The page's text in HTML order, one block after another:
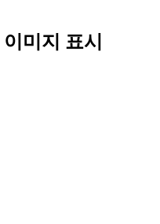
미지 표시